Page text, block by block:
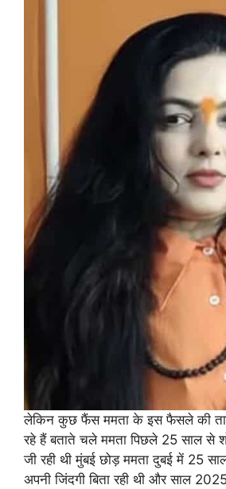
लेकिन कुछ फैंस ममता के इस फैसले की
रहे हैं बताते चले ममता पिछले 25 साल से
जी रही थी मुंबई छोड़ ममता दुबई में 25
अपनी जिंदगी बिता रही थी और साल